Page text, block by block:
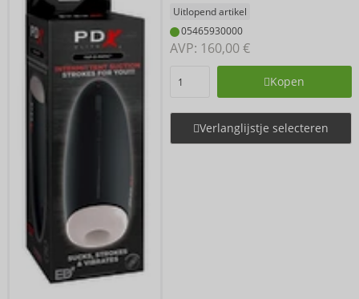
Uitlopend artikel
05465930000
AVP: 160,00 €
Kopen
Verlanglijstje selecteren